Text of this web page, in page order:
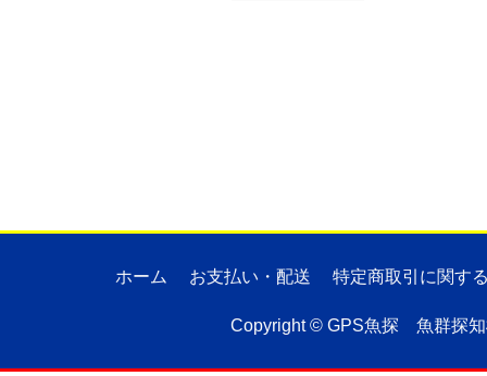
ホーム お支払い・配送 特定商取引に関す
Copyright © GPS魚探 魚群探